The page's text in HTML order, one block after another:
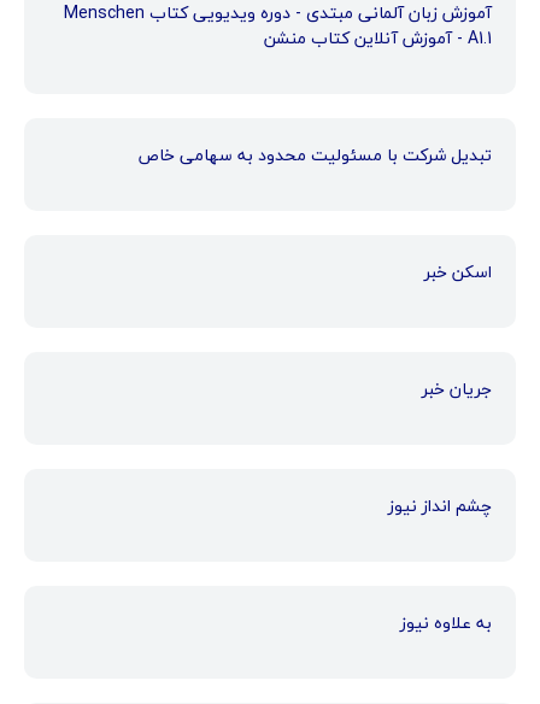
آموزش زبان آلمانی مبتدی - دوره ویدیویی کتاب Menschen
A1.1 - آموزش آنلاین کتاب منشن
تبدیل شرکت با مسئولیت محدود به سهامی خاص
اسکن خبر
جریان خبر
چشم انداز نیوز
به علاوه نیوز